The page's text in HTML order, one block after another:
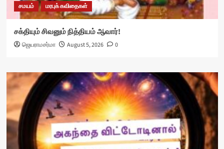
சமயம் மரபுக் கவிதைகள்
சக்தியும் சிவனும் நித்தியம் ஆவார்!
ஜெயராமசர்மா August 5, 2026 0